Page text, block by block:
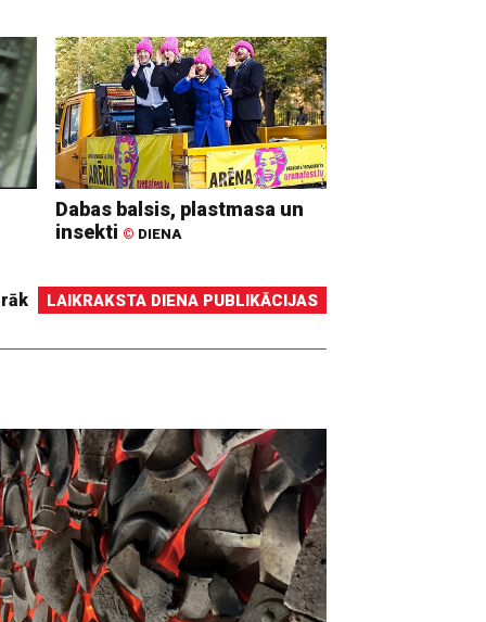
Dabas balsis, plastmasa un
insekti © DIENA
LAIKRAKSTA DIENA PUBLIKĀCIJAS